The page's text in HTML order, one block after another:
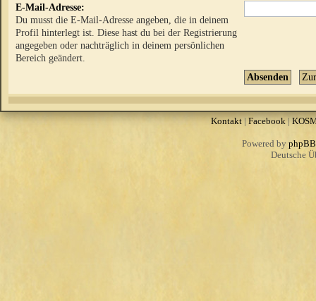
E-Mail-Adresse:
Du musst die E-Mail-Adresse angeben, die in deinem
Profil hinterlegt ist. Diese hast du bei der Registrierung
angegeben oder nachträglich in deinem persönlichen
Bereich geändert.
Kontakt| Facebook |
Powered by phpBB
Deutsche